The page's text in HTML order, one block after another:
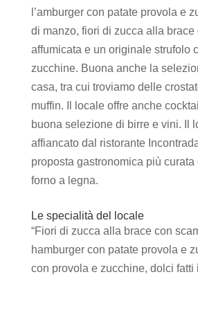
l’amburger con patate provola e
di manzo, fiori di zucca alla brace
affumicata e un originale strufolo
zucchine. Buona anche la
casa, tra cui troviamo delle
muffin. Il locale offre anche
buona selezione di birre e vini. Il
affiancato dal ristorante
proposta gastronomica più curata
forno a legna.
Le specialità del locale
“Fiori di zucca alla brace con
hamburger con patate provola e
con provola e zucchine, dolci fatti